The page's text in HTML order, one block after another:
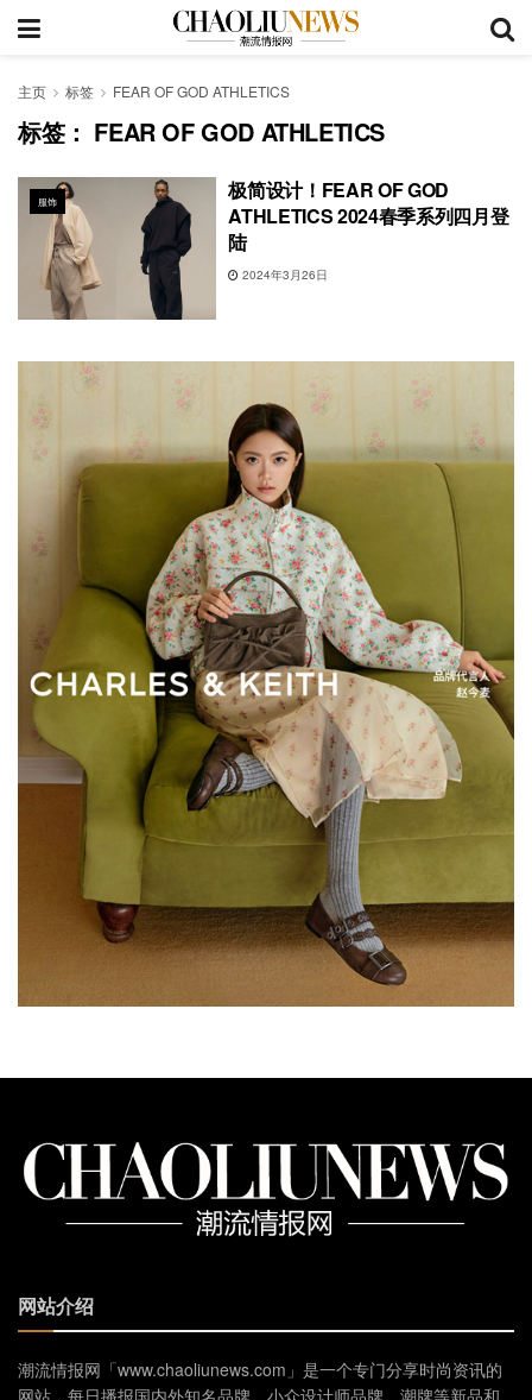
主页 标签 FEAR OF GOD ATHLETICS
标签： FEAR OF GOD ATHLETICS
服饰
极简设计！FEAR OF GOD
ATHLETICS 2024春季系列四月登
陆
2024年3月26日
网站介绍
潮流情报网「www.chaoliunews.com」是一个专门分享时尚资讯的